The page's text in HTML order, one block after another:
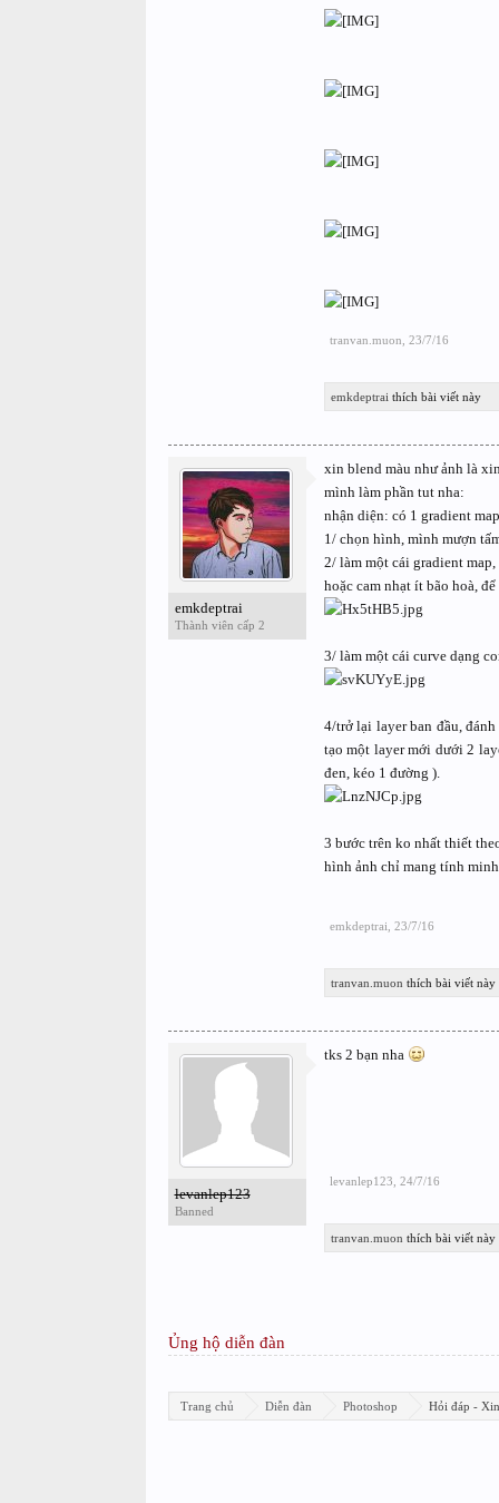
tranvan.muon 23/7/16
emkdeptrai thích bài viết này
emkdeptrai
Thành viên cấp 2
xin blend màu như ảnh là
mình làm phần tut nha:
nhận diện: có 1 gradient
1/ chọn hình, mình mượn
2/ làm một cái gradient
hoặc cam nhạt ít bão hoà,
3/ làm một cái curve dạng
4/trở lại layer ban đầu,
tạo một layer mới dưới 2
đen, kéo 1 đường ).
3 bước trên ko nhất thiết
hình ảnh chỉ mang tính
emkdeptrai 23/7/16
tranvan.muon thích bài viết này
levanlep123
Banned
tks 2 bạn nha
levanlep123 24/7/16
tranvan.muon thích bài viết này
Ủng hộ diễn đàn
Trang chủ Diễn đàn Photoshop Hỏi đáp -